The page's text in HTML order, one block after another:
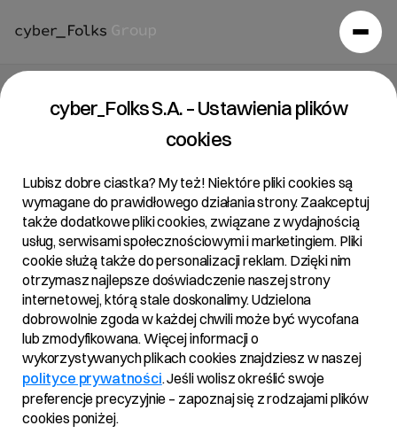
Raport bieżący 17/2019
Temat:
Rejestracja zmiany Statutu Spółki w zakresie zmiany
roku obrotowego i podatkowego
Podstawa Prawna:
§ 5 pkt 1) rozporządzenia Ministra Finansów z dnia
29 marca 2018 r. w sprawie informacji bieżących i
okresowych przekazywanych przez emitentów
papierów wartościowych oraz warunków uznawania
za równoważne informacji wymaganych przepisami
prawa państwa niebędącego państwem
cyber_Folks S.A. – Ustawienia plików
cookies
Lubisz dobre ciastka? My też! Niektóre pliki cookies są
wymagane do prawidłowego działania strony. Zaakceptuj
także dodatkowe pliki cookies, związane z wydajnością
usług, serwisami społecznościowymi i marketingiem. Pliki
cookie służą także do personalizacji reklam. Dzięki nim
otrzymasz najlepsze doświadczenie naszej strony
internetowej, którą stale doskonalimy. Udzielona
dobrowolnie zgoda w każdej chwili może być wycofana
lub zmodyfikowana. Więcej informacji o
wykorzystywanych plikach cookies znajdziesz w naszej
polityce prywatności. Jeśli wolisz określić swoje
preferencje precyzyjnie – zapoznaj się z rodzajami plików
cookies poniżej.